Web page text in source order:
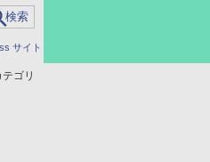
サイト
ゴリ